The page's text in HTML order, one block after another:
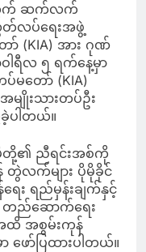
တွက် ဆက်လက်
တ်လပ်ရေးအဖွဲ့
ာ် (KIA) အား ဂုဏ်
ဝါရီလ ၅ ရက်နေ့မှာ
မတော် (KIA)
အမျိုးသားတပ်ဦး
ပါတယ်။
မိတို့၏ ညီရင်းအစ်ကို
တွဲလက်များ ပိုမိုခိုင်
ရေး ရည်မှန်းချက်နှင့်
တည်ဆောက်ရေး
အထိ အစွမ်းကုန်
ော်ပြထားပါတယ်။